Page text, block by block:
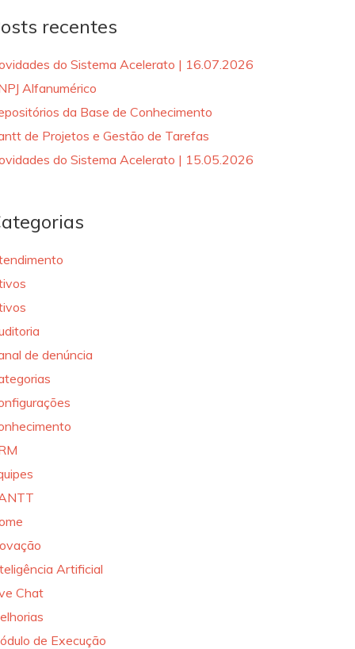
recentes
do Sistema Acelerato | 16.07.2026
Alfanumérico
da Base de Conhecimento
de Projetos e Gestão de Tarefas
do Sistema Acelerato | 15.05.2026
de denúncia
Artificial
Chat
de Execução